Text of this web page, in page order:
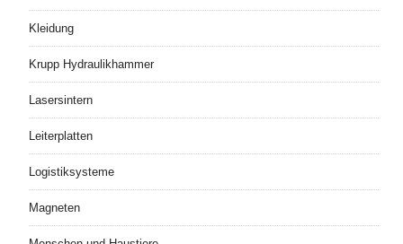
Kleidung
Krupp Hydraulikhammer
Lasersintern
Leiterplatten
Logistiksysteme
Magneten